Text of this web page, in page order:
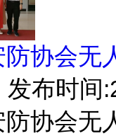
协会无
发布时间
协会无